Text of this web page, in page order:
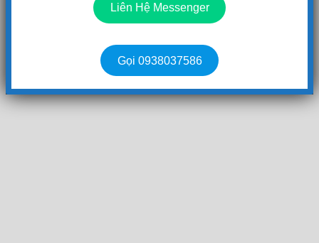
Liên Hệ Messenger
Gọi 0938037586